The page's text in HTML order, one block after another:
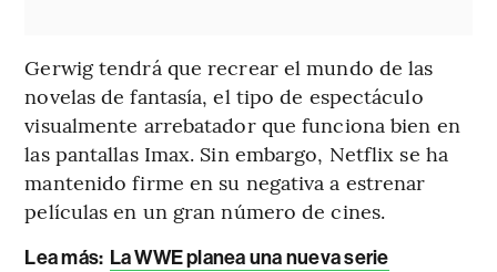
Gerwig tendrá que recrear el mundo de las
novelas de fantasía, el tipo de espectáculo
visualmente arrebatador que funciona bien en
las pantallas Imax. Sin embargo, Netflix se ha
mantenido firme en su negativa a estrenar
películas en un gran número de cines.
Lea más: La WWE planea una nueva serie